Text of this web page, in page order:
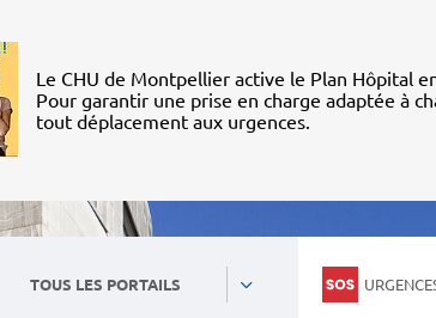
Le CHU de Montpellier active le Plan Hôpital
Pour garantir une prise en charge adaptée à
tout déplacement aux urgences.
TOUS LES PORTAILS